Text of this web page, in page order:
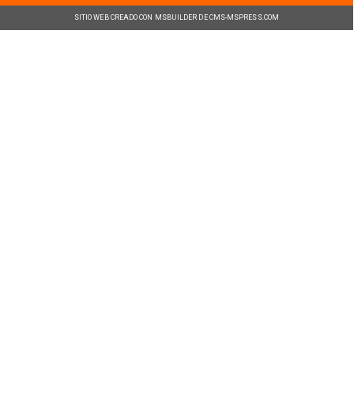
SITIO WEB CREADO CON MSBUILDER DE CMS-MSPRESS.COM